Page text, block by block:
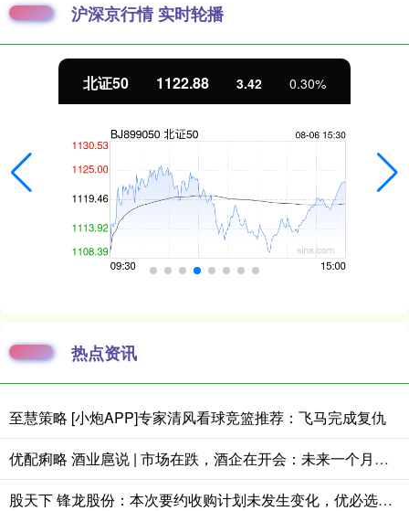
沪深京行情 实时轮播
北证50 1122.88 3.42 0.30%
热点资讯
至慧策略 [小炮APP]专家清风看球竞篮推荐：飞马完成复仇
优配痢略 酒业扈说 | 市场在跌，酒企在开会：未来一个月，白酒行业将释放哪些信号？
股天下 锋龙股份：本次要约收购计划未发生变化，优必选及有关各方正在积极推进各项工作